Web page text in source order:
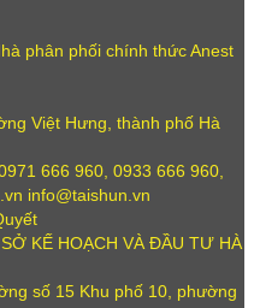
phân phối chính thức Anest
Việt Hưng, thành phố Hà
666 960, 0933 666 960,
info@taishun.vn
KẾ HOẠCH VÀ ĐẦU TƯ HÀ
số 15 Khu phố 10, phường